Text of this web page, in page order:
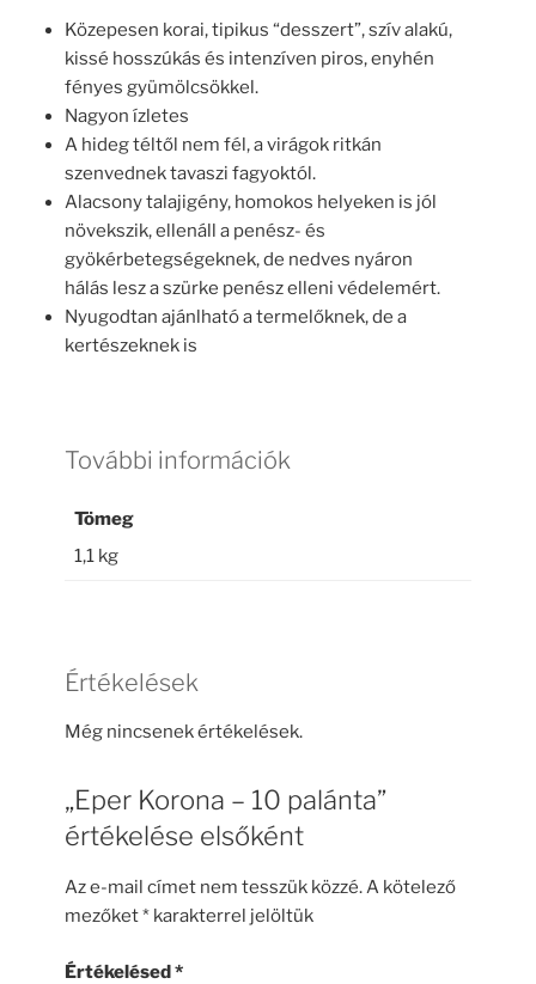
Közepesen korai, tipikus “desszert”, szív alakú,
kissé hosszúkás és intenzíven piros, enyhén
fényes gyümölcsökkel.
Nagyon ízletes
A hideg téltől nem fél, a virágok ritkán
szenvednek tavaszi fagyoktól.
Alacsony talajigény, homokos helyeken is jól
növekszik, ellenáll a penész- és
gyökérbetegségeknek, de nedves nyáron
hálás lesz a szürke penész elleni védelemért.
Nyugodtan ajánlható a termelőknek, de a
kertészeknek is
További információk
Tömeg
1,1 kg
Értékelések
Még nincsenek értékelések.
„Eper Korona – 10 palánta”
értékelése elsőként
Az e-mail címet nem tesszük közzé.A kötelező
mezőket* karakterrel jelöltük
Értékelésed*